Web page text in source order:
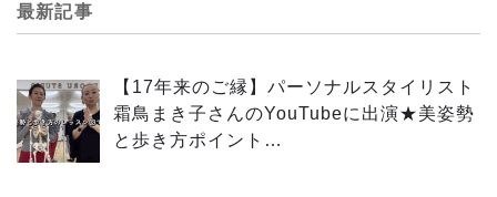
最新記事
【17年来のご縁】パーソナルスタイリスト
霜鳥まき子さんのYouTubeに出演★美姿勢
と歩き方ポイント…